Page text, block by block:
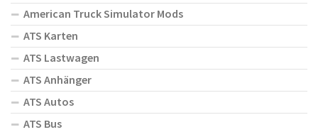
American Truck Simulator Mods
ATS Karten
ATS Lastwagen
ATS Anhänger
ATS Autos
ATS Bus